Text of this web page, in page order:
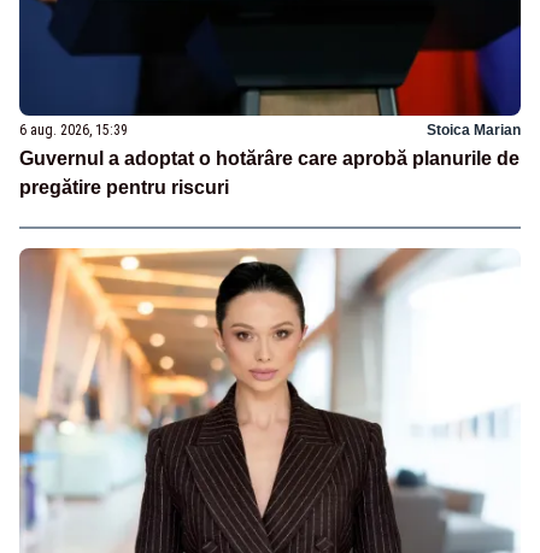
6 aug. 2026, 15:39 Stoica Marian
Guvernul a adoptat o hotărâre care aprobă planurile de
pregătire pentru riscuri